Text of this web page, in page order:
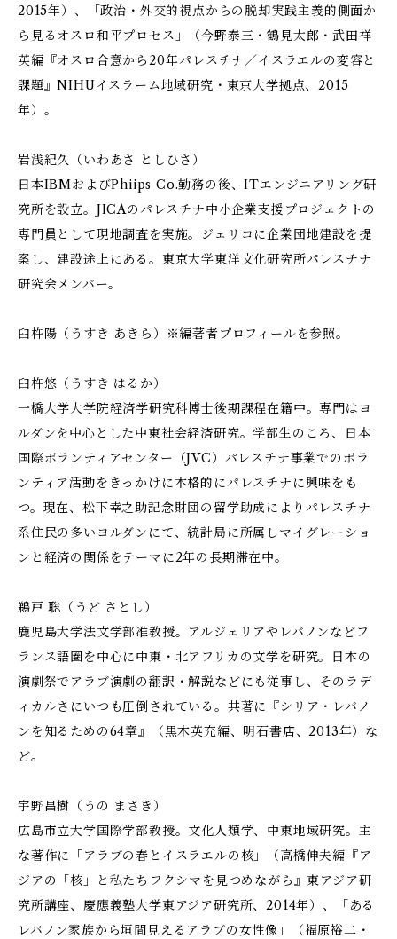
2015年）、「政治・外交的視点からの脱却――実践主義的側面か
ら見るオスロ和平プロセス」（今野泰三・鶴見太郎・武田祥
英編『オスロ合意から20年――パレスチナ／イスラエルの変容と
課題』NIHUイスラーム地域研究・東京大学拠点、2015
年）。
岩浅紀久（いわあさ としひさ）
日本IBMおよびPhiips Co.勤務の後、ITエンジニアリング研
究所を設立。JICAのパレスチナ中小企業支援プロジェクトの
専門員として現地調査を実施。ジェリコに企業団地建設を提
案し、建設途上にある。東京大学東洋文化研究所パレスチナ
研究会メンバー。
臼杵陽（うすき あきら）※編著者プロフィールを参照。
臼杵悠（うすき はるか）
一橋大学大学院経済学研究科博士後期課程在籍中。専門はヨ
ルダンを中心とした中東社会経済研究。学部生のころ、日本
国際ボランティアセンター（JVC）パレスチナ事業でのボラ
ンティア活動をきっかけに本格的にパレスチナに興味をも
つ。現在、松下幸之助記念財団の留学助成によりパレスチナ
系住民の多いヨルダンにて、統計局に所属しマイグレーショ
ンと経済の関係をテーマに2年の長期滞在中。
鵜戸 聡（うど さとし）
鹿児島大学法文学部准教授。アルジェリアやレバノンなどフ
ランス語圏を中心に中東・北アフリカの文学を研究。日本の
演劇祭でアラブ演劇の翻訳・解説などにも従事し、そのラデ
ィカルさにいつも圧倒されている。共著に『シリア・レバノ
ンを知るための64章』（黒木英充編、明石書店、2013年）な
ど。
宇野昌樹（うの まさき）
広島市立大学国際学部教授。文化人類学、中東地域研究。主
な著作に「アラブの春とイスラエルの核」（高橋伸夫編『ア
ジアの「核」と私たち――フクシマを見つめながら』東アジア研
究所講座、慶應義塾大学東アジア研究所、2014年）、「ある
レバノン家族から垣間見えるアラブの女性像」（福原裕二・